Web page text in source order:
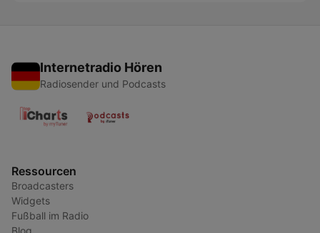
Internetradio Hören
Radiosender und Podcasts
Ressourcen
Broadcasters
Widgets
Fußball im Radio
Blog